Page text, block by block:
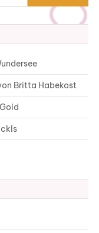
nach:
Britta Habekost